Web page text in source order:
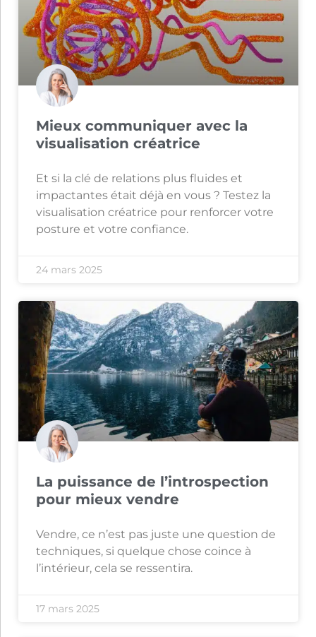
Mieux communiquer avec la
visualisation créatrice
Et si la clé de relations plus fluides et
impactantes était déjà en vous ? Testez la
visualisation créatrice pour renforcer votre
posture et votre confiance.
24 mars 2025
La puissance de l’introspection
pour mieux vendre
Vendre, ce n’est pas juste une question de
techniques, si quelque chose coince à
l’intérieur, cela se ressentira.
17 mars 2025